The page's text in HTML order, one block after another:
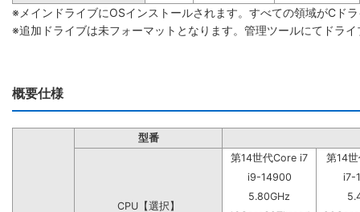
※メインドライブにOSインストールされます。すべての領域がCド
※追加ドライブは未フォーマットとなります。管理ツールにてドラ
概要仕様
型番
CPU【選択】
第14世代Core i7
第14
i9-14900
i7-
5.80GHz